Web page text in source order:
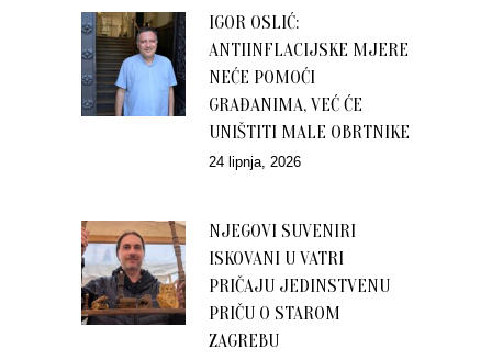
IGOR OSLIĆ:
ANTIINFLACIJSKE MJERE
NEĆE POMOĆI
GRAĐANIMA, VEĆ ĆE
UNIŠTITI MALE OBRTNIKE
24 lipnja, 2026
NJEGOVI SUVENIRI
ISKOVANI U VATRI
PRIČAJU JEDINSTVENU
PRIČU O STAROM
ZAGREBU